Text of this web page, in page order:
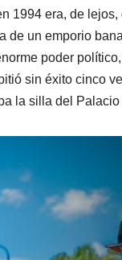
1994 era, de
de un emporio
poder
sin éxito cinco
la silla del